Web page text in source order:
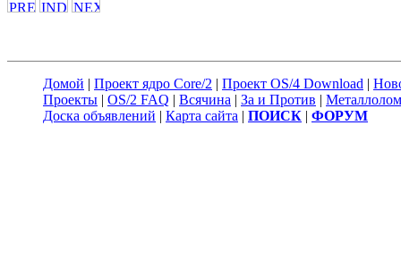
Домой | Проект ядро Core/2 | Проект OS/4 Download |
Проекты | OS/2 FAQ | Всячина | За и Против | Металлолом
Доска объявлений | Карта сайта | ПОИСК | ФОРУМ